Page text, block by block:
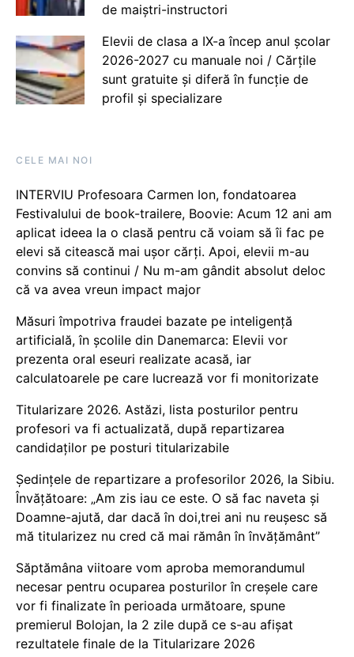
de maiștri-instructori
Elevii de clasa a IX-a încep anul școlar
2026-2027 cu manuale noi / Cărțile
sunt gratuite și diferă în funcție de
profil și specializare
CELE MAI NOI
INTERVIU Profesoara Carmen Ion, fondatoarea
Festivalului de book-trailere, Boovie: Acum 12 ani am
aplicat ideea la o clasă pentru că voiam să îi fac pe
elevi să citească mai ușor cărți. Apoi, elevii m-au
convins să continui / Nu m-am gândit absolut deloc
că va avea vreun impact major
Măsuri împotriva fraudei bazate pe inteligență
artificială, în școlile din Danemarca: Elevii vor
prezenta oral eseuri realizate acasă, iar
calculatoarele pe care lucrează vor fi monitorizate
Titularizare 2026. Astăzi, lista posturilor pentru
profesori va fi actualizată, după repartizarea
candidaților pe posturi titularizabile
Ședințele de repartizare a profesorilor 2026, la Sibiu.
Învățătoare: „Am zis iau ce este. O să fac naveta și
Doamne-ajută, dar dacă în doi,trei ani nu reușesc să
mă titularizez nu cred că mai rămân în învățământ”
Săptămâna viitoare vom aproba memorandumul
necesar pentru ocuparea posturilor în creșele care
vor fi finalizate în perioada următoare, spune
premierul Bolojan, la 2 zile după ce s-au afișat
rezultatele finale de la Titularizare 2026